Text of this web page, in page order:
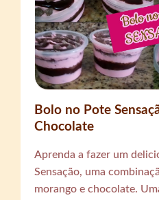
Bolo no Pote
Chocolate
Aprenda a fazer um
Sensação, uma
morango e chocolate.